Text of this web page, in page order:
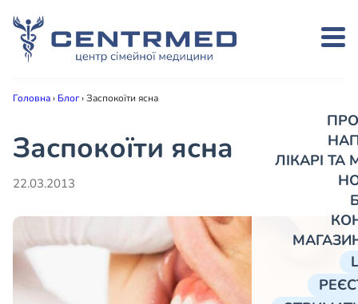
ЛІКАРІ
Головна› Блог›Заспокоїти ясна
Заспокоїти ясна
22.03.2013